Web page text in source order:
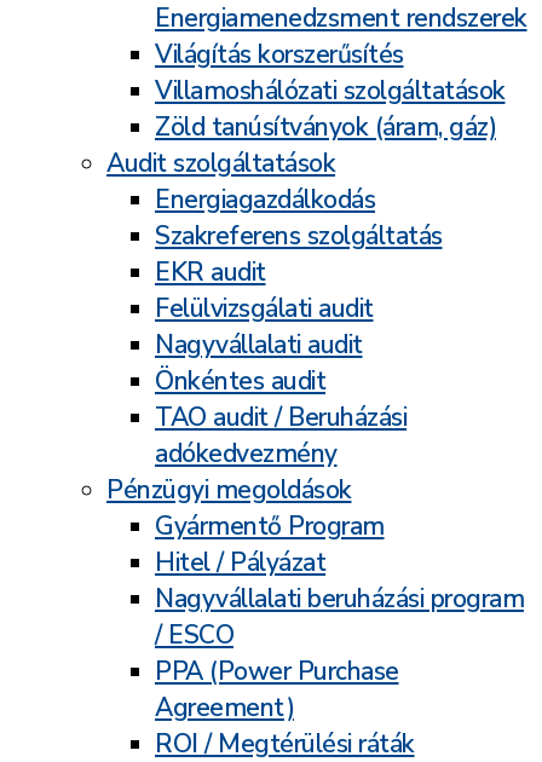
Energiamenedzsment rendszerek
Világítás korszerűsítés
Villamoshálózati szolgáltatások
Zöld tanúsítványok (áram, gáz)
Audit szolgáltatások
Energiagazdálkodás
Szakreferens szolgáltatás
EKR audit
Felülvizsgálati audit
Nagyvállalati audit
Önkéntes audit
TAO audit / Beruházási
adókedvezmény
Pénzügyi megoldások
Gyármentő Program
Hitel / Pályázat
Nagyvállalati beruházási program
/ ESCO
PPA (Power Purchase
Agreement)
ROI / Megtérülési ráták